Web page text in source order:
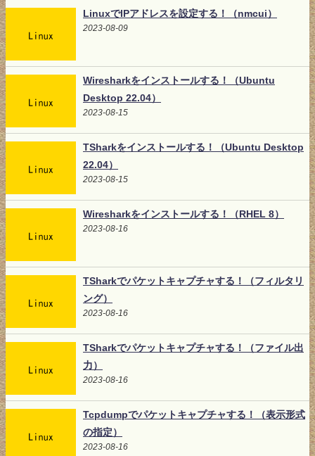
LinuxでIPアドレスを設定する！（nmcui）
2023-08-09
Wiresharkをインストールする！（Ubuntu
Desktop 22.04）
2023-08-15
TSharkをインストールする！（Ubuntu Desktop
22.04）
2023-08-15
Wiresharkをインストールする！（RHEL 8）
2023-08-16
TSharkでパケットキャプチャする！（フィルタリ
ング）
2023-08-16
TSharkでパケットキャプチャする！（ファイル出
力）
2023-08-16
Tcpdumpでパケットキャプチャする！（表示形式
の指定）
2023-08-16